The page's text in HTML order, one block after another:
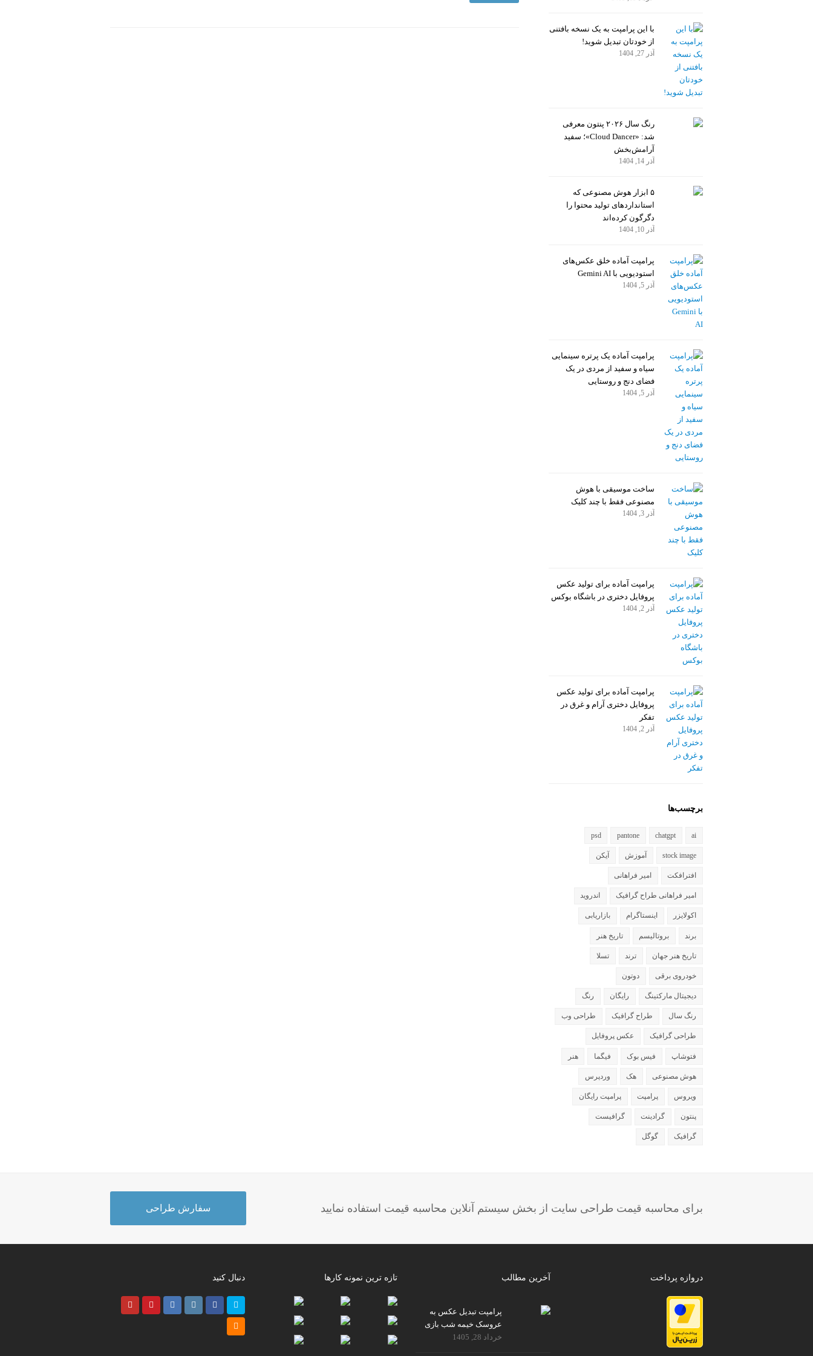
با این پرامپت به یک نسخه بافتنی
از خودتان تبدیل شوید!
آذر 27, 1404
رنگ سال ۲۰۲۶ پنتون معرفی
شد: «Cloud Dancer»؛ سفید
آرامش‌بخش
آذر 14, 1404
۵ ابزار هوش مصنوعی که
استانداردهای تولید محتوا را
دگرگون کرده‌اند
آذر 10, 1404
پرامپت آماده خلق عکس‌های
استودیویی با Gemini AI
آذر 5, 1404
پرامپت آماده یک پرتره سینمایی
سیاه و سفید از مردی در یک
فضای دنج و روستایی
آذر 5, 1404
ساخت موسیقی با هوش
مصنوعی فقط با چند کلیک
آذر 3, 1404
پرامپت آماده برای تولید عکس
پروفایل دختری در باشگاه بوکس
آذر 2, 1404
پرامپت آماده برای تولید عکس
پروفایل دختری آرام و غرق در
تفکر
آذر 2, 1404
برچسب‌ها
ai
chatgpt
pantone
psd
stock image آموزش آیکن
افترافکت امیر فراهانی
امیر فراهانی طراح گرافیک اندروید
اکولایزر اینستاگرام بازاریابی
برند بروتالیسم تاریخ هنر
تاریخ هنر جهان ترند تسلا
خودروی برقی دوتون
دیجیتال مارکتینگ رایگان رنگ
رنگ سال طراح گرافیک طراحی وب
طراحی گرافیک عکس پروفایل
فتوشاپ فیس بوک فیگما هنر
هوش مصنوعی هک وردپرس
ویروس پرامپت پرامپت رایگان
پنتون گرادینت گرافیست
گرافیک گوگل
برای محاسبه قیمت طراحی سایت از بخش سیستم آنلاین محاسبه قیمت استفاده نمایید سفارش طراحی
دروازه پرداخت آخرین مطالب
پرامپت تبدیل عکس به
عروسک خیمه شب بازی
خرداد 28, 1405
تازه ترین نمونه کارها دنبال کنید
Twitter
Facebook
Instagram
LinkedIn
Pinterest